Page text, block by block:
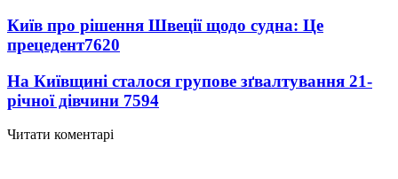
Київ про рішення Швеції щодо судна: Це
прецедент7620
На Київщині сталося групове зґвалтування 21-
річної дівчини 7594
Читати коментарі